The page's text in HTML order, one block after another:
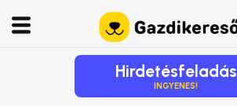
Hirdetésfeladás
INGYENES!